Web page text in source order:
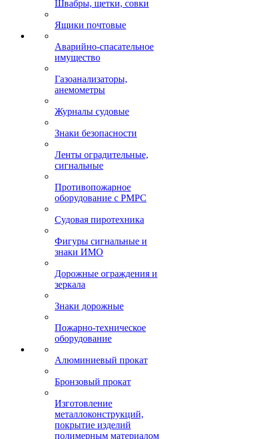
Швабры, щетки, совки
Ящики почтовые
Аварийно-спасательное
имущество
Газоанализаторы,
анемометры
Журналы судовые
Знаки безопасности
Ленты оградительные,
сигнальные
Противопожарное
оборудование с РМРС
Судовая пиротехника
Фигуры сигнальные и
знаки ИМО
Дорожные ограждения и
зеркала
Знаки дорожные
Пожарно-техническое
оборудование
Алюминиевый прокат
Бронзовый прокат
Изготовление
металлоконструкций,
покрытие изделий
полимерным материалом